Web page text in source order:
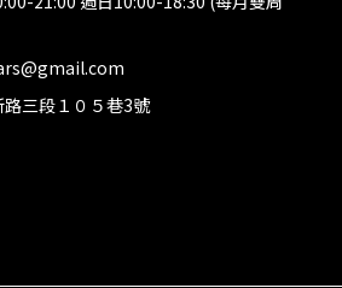
三段１０５巷3號